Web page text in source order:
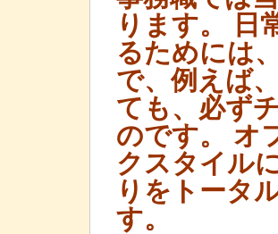
ります。 日
るためには
で、例えば
ても、必ず
のです。 オ
クスタイル
りをトータ
す。